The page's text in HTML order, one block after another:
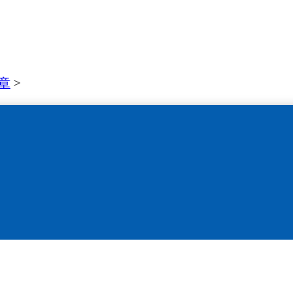
>